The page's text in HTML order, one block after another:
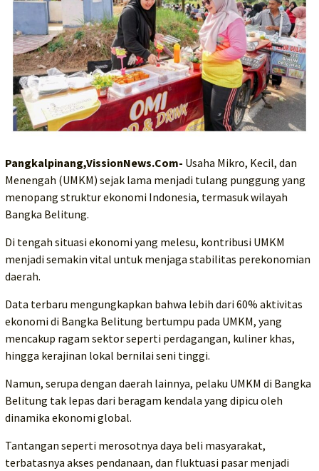
Pangkalpinang,VissionNews.Com- Usaha Mikro, Kecil, dan
Menengah (UMKM) sejak lama menjadi tulang punggung yang
menopang struktur ekonomi Indonesia, termasuk wilayah
Bangka Belitung.
Di tengah situasi ekonomi yang melesu, kontribusi UMKM
menjadi semakin vital untuk menjaga stabilitas perekonomian
daerah.
Data terbaru mengungkapkan bahwa lebih dari 60% aktivitas
ekonomi di Bangka Belitung bertumpu pada UMKM, yang
mencakup ragam sektor seperti perdagangan, kuliner khas,
hingga kerajinan lokal bernilai seni tinggi.
Namun, serupa dengan daerah lainnya, pelaku UMKM di Bangka
Belitung tak lepas dari beragam kendala yang dipicu oleh
dinamika ekonomi global.
Tantangan seperti merosotnya daya beli masyarakat,
terbatasnya akses pendanaan, dan fluktuasi pasar menjadi